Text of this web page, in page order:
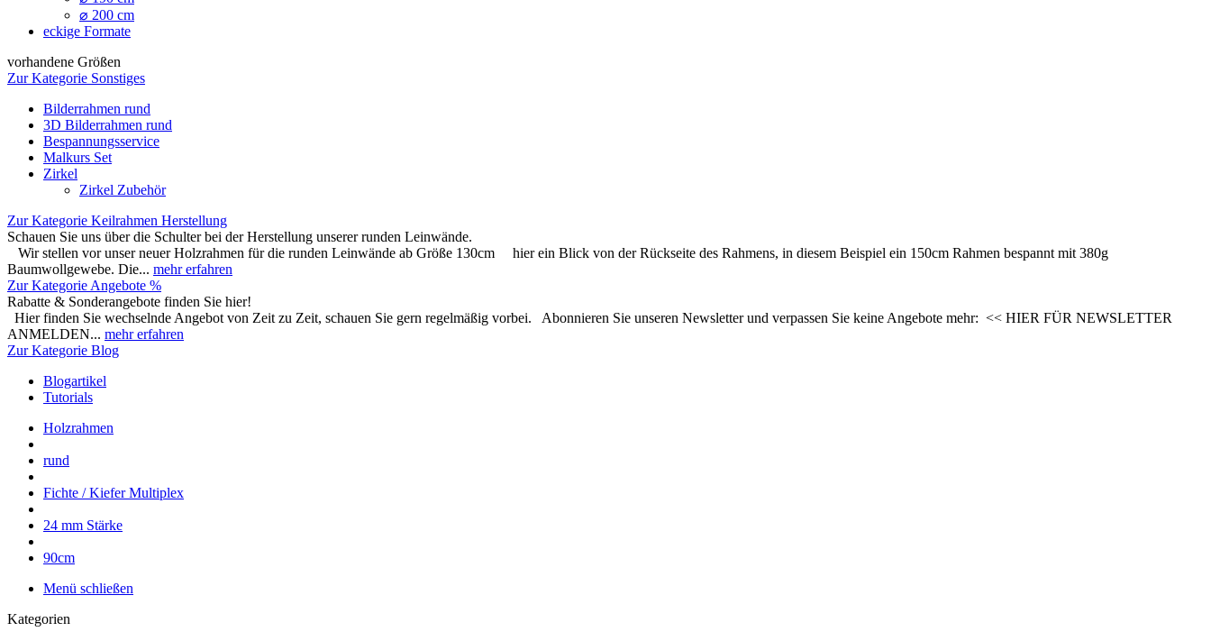
⌀ 200 cm
eckige Formate
vorhandene Größen
Zur Kategorie Sonstiges
Bilderrahmen rund
3D Bilderrahmen rund
Bespannungsservice
Malkurs Set
Zirkel
Zirkel Zubehör
Zur Kategorie Keilrahmen Herstellung
Schauen Sie uns über die Schulter bei der Herstellung unserer runden Leinwände.
Wir stellen vor unser neuer Holzrahmen für die runden Leinwände ab Größe 130cm hier ein Blick von der Rückseite des Rahmens, in diesem Beispiel ein 150cm Rahmen bespannt mit 380g
Baumwollgewebe. Die... mehr erfahren
Zur Kategorie Angebote %
Rabatte & Sonderangebote finden Sie hier!
Hier finden Sie wechselnde Angebot von Zeit zu Zeit, schauen Sie gern regelmäßig vorbei. Abonnieren Sie unseren Newsletter und verpassen Sie keine Angebote mehr: << HIER FÜR NEWSLETTER
ANMELDEN... mehr erfahren
Zur Kategorie Blog
Blogartikel
Tutorials
Holzrahmen
rund
Fichte / Kiefer Multiplex
24 mm Stärke
90cm
Menü schließen
Kategorien